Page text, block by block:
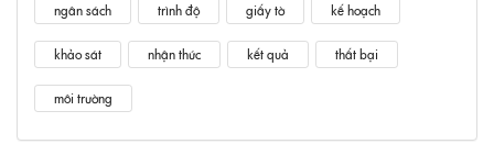
ngân sách trình độ giấy tờ kế hoạch
khảo sát nhận thức kết quả thất bại
môi trường